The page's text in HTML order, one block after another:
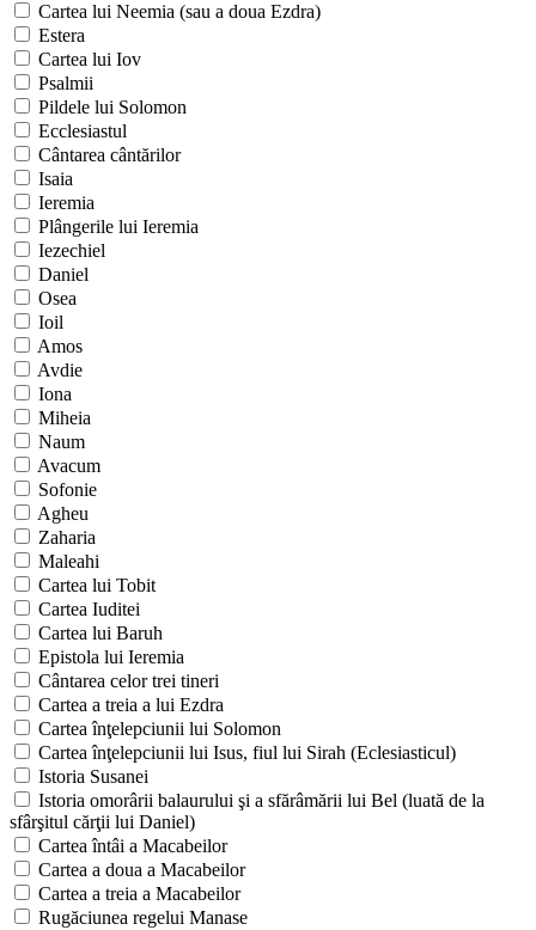
Cartea lui Neemia (sau a doua Ezdra)
Estera
Cartea lui Iov
Psalmii
Pildele lui Solomon
Ecclesiastul
Cântarea cântărilor
Isaia
Ieremia
Plângerile lui Ieremia
Iezechiel
Daniel
Osea
Ioil
Amos
Avdie
Iona
Miheia
Naum
Avacum
Sofonie
Agheu
Zaharia
Maleahi
Cartea lui Tobit
Cartea Iuditei
Cartea lui Baruh
Epistola lui Ieremia
Cântarea celor trei tineri
Cartea a treia a lui Ezdra
Cartea înţelepciunii lui Solomon
Cartea înţelepciunii lui Isus, fiul lui Sirah (Eclesiasticul)
Istoria Susanei
Istoria omorârii balaurului şi a sfărâmării lui Bel (luată de la
sfârşitul cărţii lui Daniel)
Cartea întâi a Macabeilor
Cartea a doua a Macabeilor
Cartea a treia a Macabeilor
Rugăciunea regelui Manase